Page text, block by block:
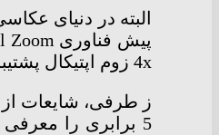
4x زوم اپتیکال پشتیبانی می کند.